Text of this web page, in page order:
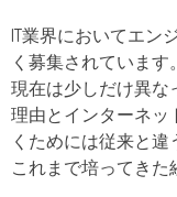
IT業界においてエン
く募集されていま
現在は少しだけ異な
理由とインターネッ
くためには従来と
これまで培ってき